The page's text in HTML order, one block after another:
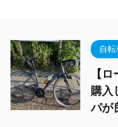
自転
【
購入
パが